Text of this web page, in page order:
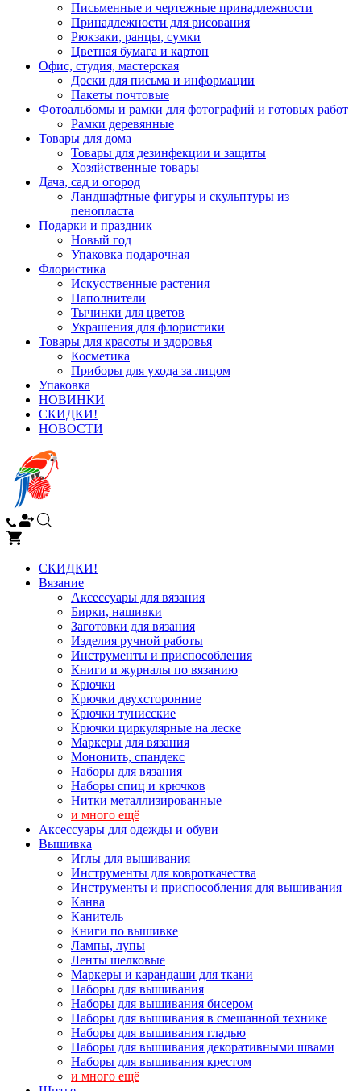
Письменные и чертежные принадлежности
Принадлежности для рисования
Рюкзаки, ранцы, сумки
Цветная бумага и картон
Офис, студия, мастерская
Доски для письма и информации
Пакеты почтовые
Фотоальбомы и рамки для фотографий и готовых работ
Рамки деревянные
Товары для дома
Товары для дезинфекции и защиты
Хозяйственные товары
Дача, сад и огород
Ландшафтные фигуры и скульптуры из
пенопласта
Подарки и праздник
Новый год
Упаковка подарочная
Флористика
Искусственные растения
Наполнители
Тычинки для цветов
Украшения для флористики
Товары для красоты и здоровья
Косметика
Приборы для ухода за лицом
Упаковка
НОВИНКИ
СКИДКИ!
НОВОСТИ
СКИДКИ!
Вязание
Аксессуары для вязания
Бирки, нашивки
Заготовки для вязания
Изделия ручной работы
Инструменты и приспособления
Книги и журналы по вязанию
Крючки
Крючки двухсторонние
Крючки тунисские
Крючки циркулярные на леске
Маркеры для вязания
Мононить, спандекс
Наборы для вязания
Наборы спиц и крючков
Нитки металлизированные
и много ещё
Аксессуары для одежды и обуви
Вышивка
Иглы для вышивания
Инструменты для ковроткачества
Инструменты и приспособления для вышивания
Канва
Канитель
Книги по вышивке
Лампы, лупы
Ленты шелковые
Маркеры и карандаши для ткани
Наборы для вышивания
Наборы для вышивания бисером
Наборы для вышивания в смешанной технике
Наборы для вышивания гладью
Наборы для вышивания декоративными швами
Наборы для вышивания крестом
и много ещё